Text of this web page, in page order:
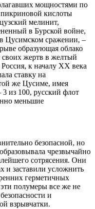
мощностями по
пикриновой кислоты
мелинит,
в Бурской войне,
Цусимском сражении, –
образующая облако
жертв в желтый
к началу XX века
ставку на
же Цусиме, имея
из 100, русский флот
меньшие
безопасной, но
чрезвычайно
сотрясения. Они
и заставили усложнить
герметичных
полумеры все же не
и
взрывчатки.